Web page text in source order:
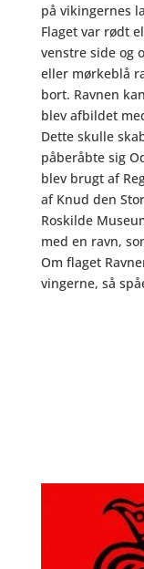
på vikingernes
Flaget var rødt
venstre side og
eller mørkeblå
bort. Ravnen
blev afbildet
Dette skulle
påberåbte sig
blev brugt af
af Knud den
Roskilde
med en ravn,
Om flaget
vingerne, så